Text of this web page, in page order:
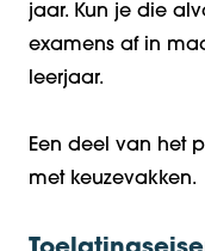
jaar. Kun je die
examens af in
leerjaar.
Een deel van het
met keuzevakken.